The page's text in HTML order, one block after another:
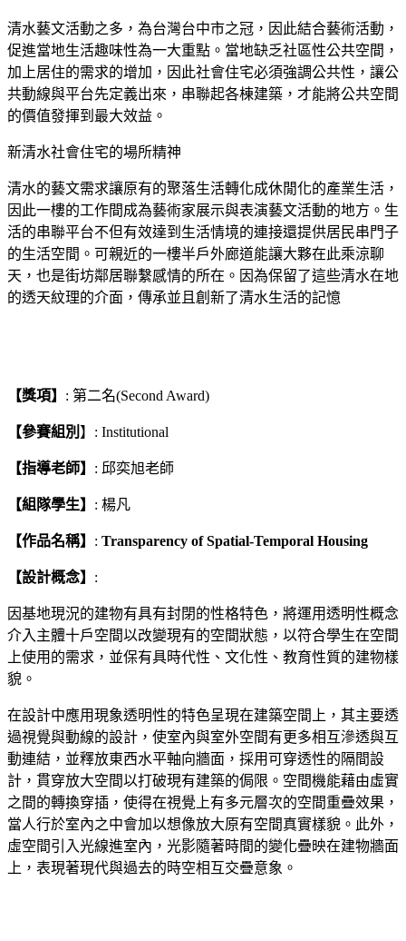
清水藝文活動之多，為台灣台中市之冠，因此結合藝術活動，
促進當地生活趣味性為一大重點。當地缺乏社區性公共空間，
加上居住的需求的增加，因此社會住宅必須強調公共性，讓公
共動線與平台先定義出來，串聯起各棟建築，才能將公共空間
的價值發揮到最大效益。
新清水社會住宅的場所精神
清水的藝文需求讓原有的聚落生活轉化成休閒化的產業生活，
因此一樓的工作間成為藝術家展示與表演藝文活動的地方。生
活的串聯平台不但有效達到生活情境的連接還提供居民串門子
的生活空間。可親近的一樓半戶外廊道能讓大夥在此乘涼聊
天，也是街坊鄰居聯繫感情的所在。因為保留了這些清水在地
的透天紋理的介面，傳承並且創新了清水生活的記憶
【獎項】 : 第二名(Second Award)
【參賽組別 】: Institutional
【指導老師】 : 邱奕旭老師
【組隊學生】 : 楊凡
【作品名稱】 : Transparency of Spatial-Temporal Housing
【設計概念】 :
因基地現況的建物有具有封閉的性格特色，將運用透明性概念
介入主體十戶空間以改變現有的空間狀態，以符合學生在空間
上使用的需求，並保有具時代性、文化性、教育性質的建物樣
貌。
在設計中應用現象透明性的特色呈現在建築空間上，其主要透
過視覺與動線的設計，使室內與室外空間有更多相互滲透與互
動連結，並釋放東西水平軸向牆面，採用可穿透性的隔間設
計，貫穿放大空間以打破現有建築的侷限。空間機能藉由虛實
之間的轉換穿插，使得在視覺上有多元層次的空間重疊效果，
當人行於室內之中會加以想像放大原有空間真實樣貌。此外，
虛空間引入光線進室內，光影隨著時間的變化疊映在建物牆面
上，表現著現代與過去的時空相互交疊意象。